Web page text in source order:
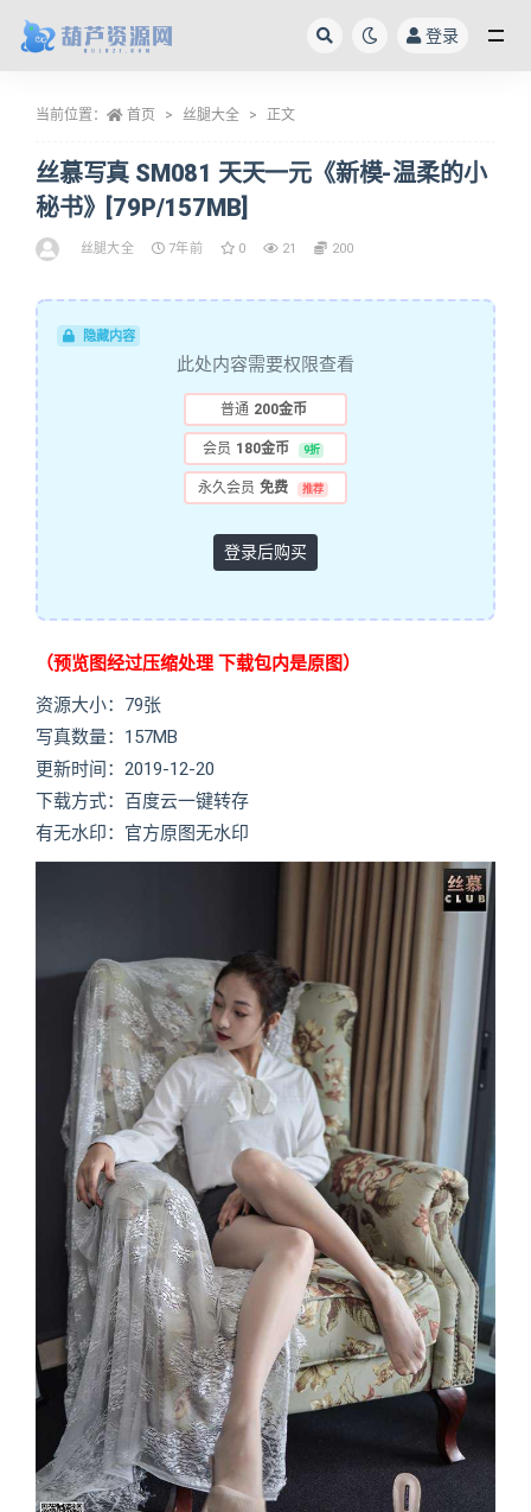
登录
当前位置： 首页 丝腿大全 正文
丝慕写真 SM081 天天一元《新模-温柔的小
秘书》[79P/157MB]
丝腿大全 7年前 0 21 200
隐藏内容
此处内容需要权限查看
普通 200金币
会员 180金币 9折
永久会员 免费 推荐
登录后购买
（预览图经过压缩处理 下载包内是原图）
资源大小：79张
写真数量：157MB
更新时间：2019-12-20
下载方式：百度云一键转存
有无水印：官方原图无水印